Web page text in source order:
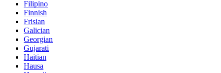
Filipino
Finnish
Frisian
Galician
Georgian
Gujarati
Haitian
Hausa